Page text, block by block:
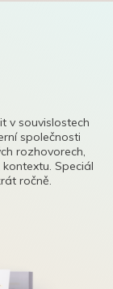
v souvislostech
společnosti
rozhovorech,
Speciál
ročně.